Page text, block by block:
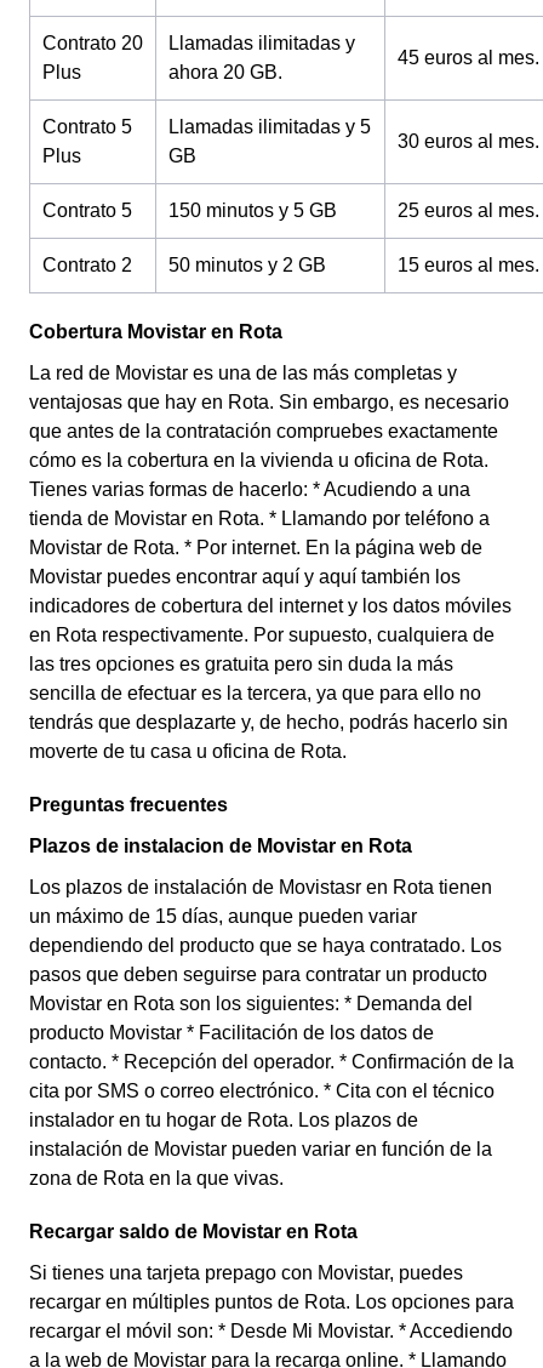
Contrato 20
Plus
Llamadas ilimitadas y
ahora 20 GB.
45 euros al mes.
Contrato 5
Plus
Llamadas ilimitadas y 5
GB
30 euros al mes.
Contrato 5 150 minutos y 5 GB 25 euros al mes.
Contrato 2 50 minutos y 2 GB 15 euros al mes.
Cobertura Movistar en Rota
La red de Movistar es una de las más completas y
ventajosas que hay en Rota. Sin embargo, es necesario
que antes de la contratación compruebes exactamente
cómo es la cobertura en la vivienda u oficina de Rota.
Tienes varias formas de hacerlo: * Acudiendo a una
tienda de Movistar en Rota. * Llamando por teléfono a
Movistar de Rota. * Por internet. En la página web de
Movistar puedes encontrar aquí y aquí también los
indicadores de cobertura del internet y los datos móviles
en Rota respectivamente. Por supuesto, cualquiera de
las tres opciones es gratuita pero sin duda la más
sencilla de efectuar es la tercera, ya que para ello no
tendrás que desplazarte y, de hecho, podrás hacerlo sin
moverte de tu casa u oficina de Rota.
Preguntas frecuentes
Plazos de instalacion de Movistar en Rota
Los plazos de instalación de Movistasr en Rota tienen
un máximo de 15 días, aunque pueden variar
dependiendo del producto que se haya contratado. Los
pasos que deben seguirse para contratar un producto
Movistar en Rota son los siguientes: * Demanda del
producto Movistar * Facilitación de los datos de
contacto. * Recepción del operador. * Confirmación de la
cita por SMS o correo electrónico. * Cita con el técnico
instalador en tu hogar de Rota. Los plazos de
instalación de Movistar pueden variar en función de la
zona de Rota en la que vivas.
Recargar saldo de Movistar en Rota
Si tienes una tarjeta prepago con Movistar, puedes
recargar en múltiples puntos de Rota. Los opciones para
recargar el móvil son: * Desde Mi Movistar. * Accediendo
a la web de Movistar para la recarga online. * Llamando